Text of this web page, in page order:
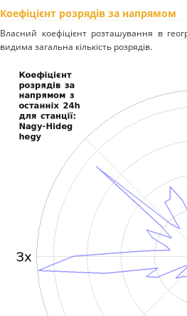
Коефіцієнт розрядів за напрямом
Власний коефіцієнт розташування в
видима загальна кількість розрядів.